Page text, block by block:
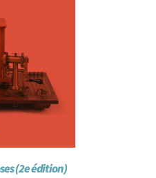
(2e édition)